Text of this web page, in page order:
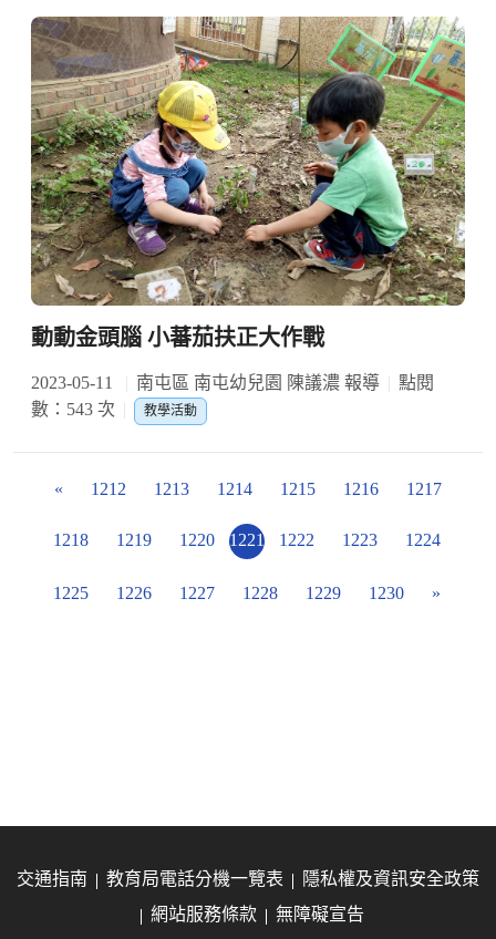
動動金頭腦 小蕃茄扶正大作戰
2023-05-11 南屯區 南屯幼兒園 陳議濃 報導
點閱
數：543 次
教學活動
« 1212 1213 1214 1215 1216 1217
1218 1219 1220 1221 1222 1223 1224
1225 1226 1227 1228 1229 1230 »
交通指南 教育局電話分機一覽表
隱私權及資訊安全政策
網站服務條款
無障礙宣告